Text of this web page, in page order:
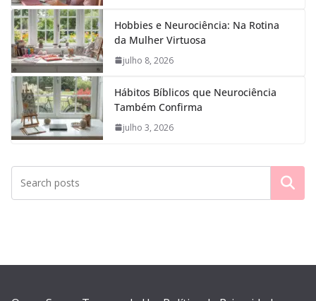
Hobbies e Neurociência: Na Rotina
da Mulher Virtuosa
julho 8, 2026
Hábitos Bíblicos que Neurociência
Também Confirma
julho 3, 2026
Pesquisar